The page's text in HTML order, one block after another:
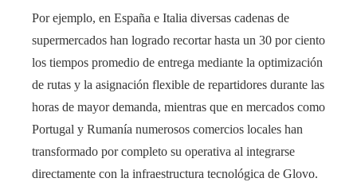
Por ejemplo, en España e Italia diversas cadenas de
supermercados han logrado recortar hasta un 30 por ciento
los tiempos promedio de entrega mediante la optimización
de rutas y la asignación flexible de repartidores durante las
horas de mayor demanda, mientras que en mercados como
Portugal y Rumanía numerosos comercios locales han
transformado por completo su operativa al integrarse
directamente con la infraestructura tecnológica de Glovo.